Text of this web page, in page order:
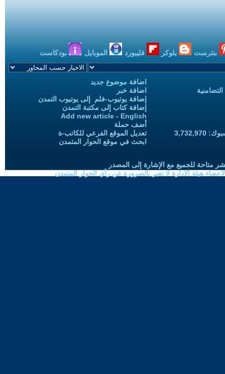
بنترست بلوكر فليبورد الموبايل بودكاست
اضافة موضوع جديد
اضافة خبر
إضافة يوتيوب-فلم إلى يوتيوب التمدن
إضافة كتاب إلى مكتبة التمدن
Add new article - English
أضف حملة
تعديل الموقع الفرعي للكاتب-ة
ابحث في موقع الحوار المتمدن
متاحة للجميع مع الإشارة إلى المصدر
هيئة الادارة لا تعبر بالضرورة عن رأي الحوار المتمدن